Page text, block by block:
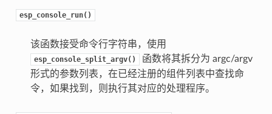
esp_console_run()
该函数接受命令行字符串，使用
esp_console_split_argv()
函数将其拆分为 argc/argv
形式的参数列表，在已经注册的组件列表中查找命
令，如果找到，则执行其对应的处理程序。